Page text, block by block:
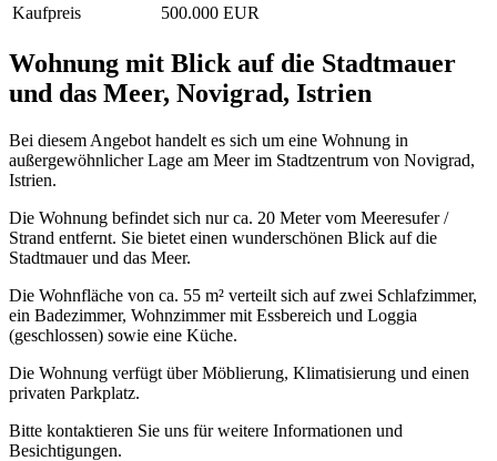
Kaufpreis
500.000 EUR
Wohnung mit Blick auf die Stadtmauer
und das Meer, Novigrad, Istrien
Bei diesem Angebot handelt es sich um eine Wohnung in
außergewöhnlicher Lage am Meer im Stadtzentrum von Novigrad,
Istrien.
Die Wohnung befindet sich nur ca. 20 Meter vom Meeresufer /
Strand entfernt. Sie bietet einen wunderschönen Blick auf die
Stadtmauer und das Meer.
Die Wohnfläche von ca. 55 m² verteilt sich auf zwei Schlafzimmer,
ein Badezimmer, Wohnzimmer mit Essbereich und Loggia
(geschlossen) sowie eine Küche.
Die Wohnung verfügt über Möblierung, Klimatisierung und einen
privaten Parkplatz.
Bitte kontaktieren Sie uns für weitere Informationen und
Besichtigungen.